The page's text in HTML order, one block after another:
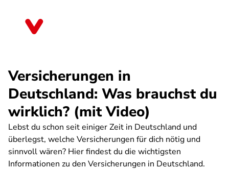
Versicherungen in
Deutschland: Was brauchst du
wirklich? (mit Video)
Lebst du schon seit einiger Zeit in Deutschland und
überlegst, welche Versicherungen für dich nötig und
sinnvoll wären? Hier findest du die wichtigsten
Informationen zu den Versicherungen in Deutschland.